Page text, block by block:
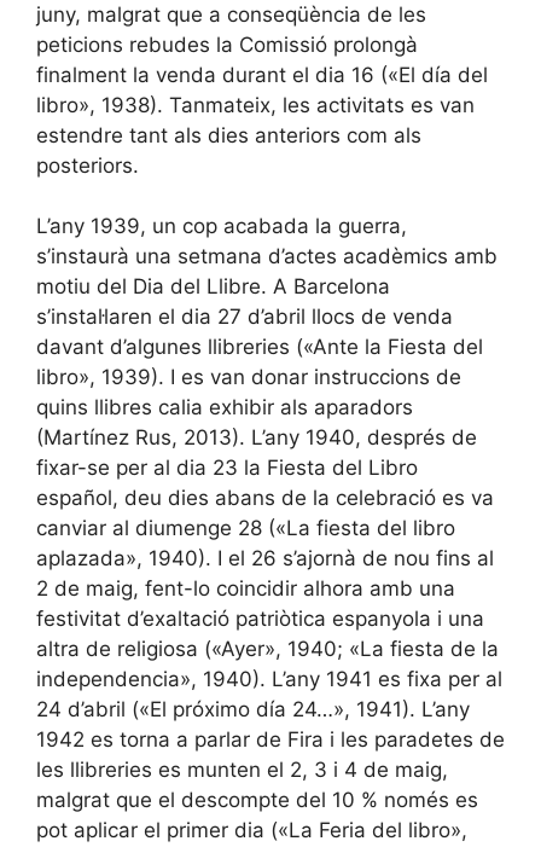
juny, malgrat que a conseqüència de les
peticions rebudes la Comissió prolongà
finalment la venda durant el dia 16 («El día del
libro», 1938). Tanmateix, les activitats es van
estendre tant als dies anteriors com als
posteriors.
L’any 1939, un cop acabada la guerra,
s’instaurà una setmana d’actes acadèmics amb
motiu del Dia del Llibre. A Barcelona
s’instal·laren el dia 27 d’abril llocs de venda
davant d’algunes llibreries («Ante la Fiesta del
libro», 1939). I es van donar instruccions de
quins llibres calia exhibir als aparadors
(Martínez Rus, 2013). L’any 1940, després de
fixar-se per al dia 23 la Fiesta del Libro
español, deu dies abans de la celebració es va
canviar al diumenge 28 («La fiesta del libro
aplazada», 1940). I el 26 s’ajornà de nou fins al
2 de maig, fent-lo coincidir alhora amb una
festivitat d’exaltació patriòtica espanyola i una
altra de religiosa («Ayer», 1940; «La fiesta de la
independencia», 1940). L’any 1941 es fixa per al
24 d’abril («El próximo día 24…», 1941). L’any
1942 es torna a parlar de Fira i les paradetes de
les llibreries es munten el 2, 3 i 4 de maig,
malgrat que el descompte del 10 % només es
pot aplicar el primer dia («La Feria del libro»,